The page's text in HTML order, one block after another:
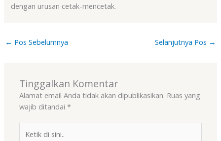
dengan urusan cetak-mencetak.
← Pos Sebelumnya Selanjutnya Pos →
Tinggalkan Komentar
Alamat email Anda tidak akan dipublikasikan. Ruas yang
wajib ditandai*